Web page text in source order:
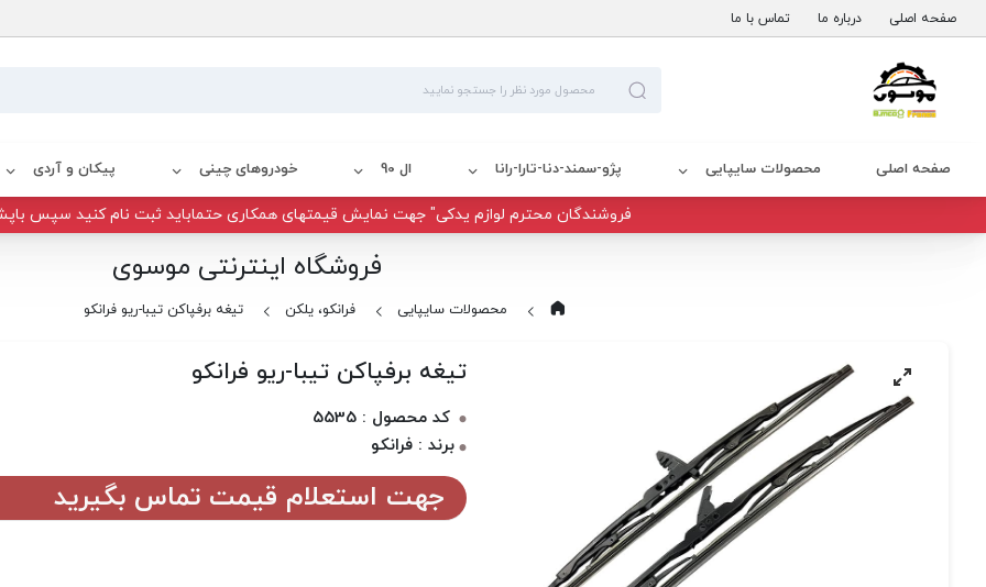
صفحه اصلی درباره ما تماس با ما
صفحه اصلی محصولات سایپایی پژو-سمند-دنا-تارا-رانا ال 90 خودروهای چینی پیکان و آردی
فروشندگان محترم لوازم یدکی" جهت نمایش قیمتهای همکاری حتماباید ثبت نام کنید سپس
فروشگاه اینترنتی موسوی
محصولات سایپایی فرانکو، یلکن تیغه برفپاکن تیبا-ریو فرانکو
تیغه برفپاکن تیبا-ریو فرانکو
کد محصول : 5535
برند : فرانکو
جهت استعلام قیمت تماس بگیرید